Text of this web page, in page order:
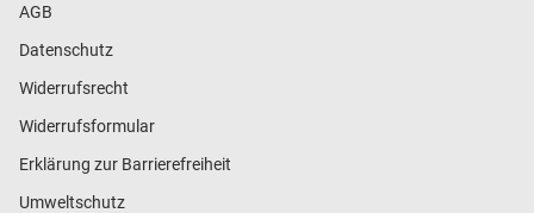
AGB
Datenschutz
Widerrufsrecht
Widerrufsformular
Erklärung zur Barrierefreiheit
Umweltschutz